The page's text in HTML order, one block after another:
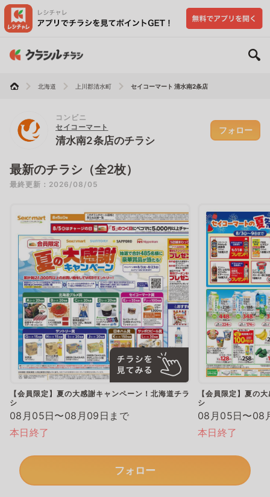
北海道 上川郡清水町 セイコーマート 清水南2条店
コンビニ
セイコーマート
清水南2条店のチラシ
フォロー
最新のチラシ（全2枚）
最終更新：2026/08/05
【会員限定】夏の大感謝キャンペーン！北海道チラ
シ
08月05日〜08月09日まで
本日終了
【会員限定】夏の
シ
08月05日〜08
本日終了
フォロー